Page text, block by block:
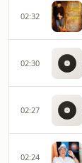
02:32
02:30
02:27
02:24